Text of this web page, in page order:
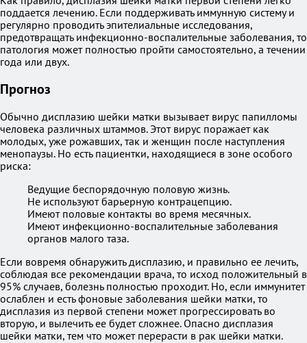
поддается лечению. Если поддерживать иммунную систему и
регулярно проводить эпителиальные исследования,
предотвращать инфекционно-воспалительные заболевания, то
патология может полностью пройти самостоятельно, а течении
года или двух.
Прогноз
Обычно дисплазию шейки матки вызывает вирус папилломы
человека различных штаммов. Этот вирус поражает как
молодых, уже рожавших, так и женщин после наступления
менопаузы. Но есть пациентки, находящиеся в зоне особого
риска:
Ведущие беспорядочную половую жизнь.
Не используют барьерную контрацепцию.
Имеют половые контакты во время месячных.
Имеют инфекционно-воспалительные заболевания
органов малого таза.
Если вовремя обнаружить дисплазию, и правильно ее лечить,
соблюдая все рекомендации врача, то исход положительный в
95% случаев, болезнь полностью проходит. Но, если иммунитет
ослаблен и есть фоновые заболевания шейки матки, то
дисплазия из первой степени может прогрессировать во
вторую, и вылечить ее будет сложнее. Опасно дисплазия
шейки матки, тем что может перерасти в рак шейки матки.